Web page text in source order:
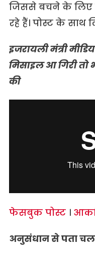
जिससे बचने के लिए
रहे हैं। पोस्ट के साथ
इजरायलीमंत्री
मिसाइलआगिरीतो
की
फेसबुक पोस्ट।
अनुसंधानसेपता